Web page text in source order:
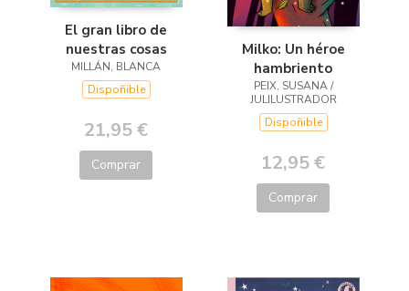
El gran libro de
nuestras cosas
MILLÁN, BLANCA
Dispoñible
21,95 €
Comprar
Milko: Un héroe
hambriento
PEIX, SUSANA /
JULILUSTRADOR
Dispoñible
12,95 €
Comprar